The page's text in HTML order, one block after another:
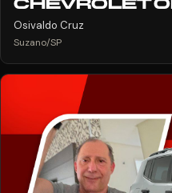
CHEVROLET
Osivaldo Cruz
Suzano/SP